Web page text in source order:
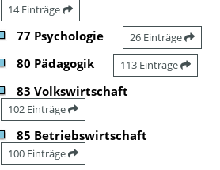
14 Einträge
77 Psychologie 26 Einträge
80 Pädagogik 113 Einträge
83 Volkswirtschaft
102 Einträge
85 Betriebswirtschaft
100 Einträge